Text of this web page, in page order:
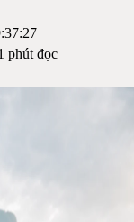
phút đọc